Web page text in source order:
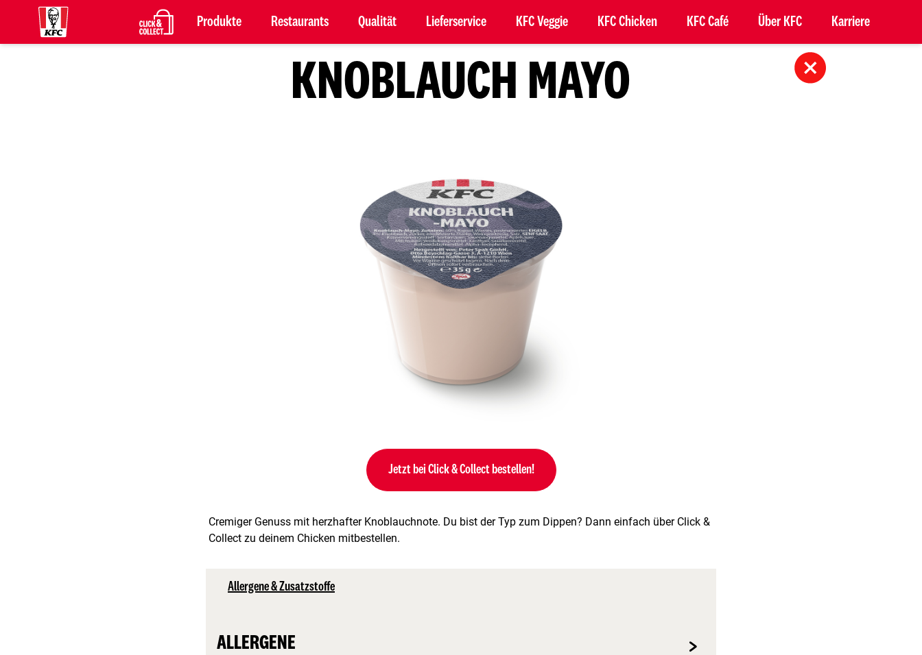
Produkte Restaurants Qualität Lieferservice KFC Veggie KFC Chicken KFC Café Über KFC Karriere
KNOBLAUCH MAYO
Jetzt bei Click & Collect bestellen!
Cremiger Genuss mit herzhafter Knoblauchnote. Du bist der Typ zum Dippen? Dann einfach über Click &
Collect zu deinem Chicken mitbestellen.
Allergene & Zusatzstoffe
ALLERGENE